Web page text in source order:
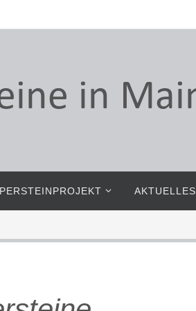
AKTUELLES